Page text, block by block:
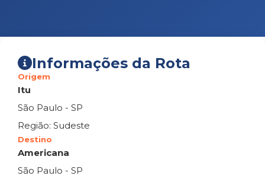
Informações da Rota
Origem
Itu
São Paulo - SP
Região: Sudeste
Destino
Americana
São Paulo - SP